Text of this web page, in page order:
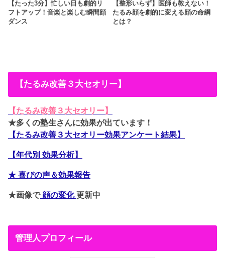
【たった3分】忙しい日も劇的リ
フトアップ！音楽と楽しむ瞬間顔
ダンス
【整形いらず】医師も教えない！
たるみ顔を劇的に変える顔の命綱
とは？
【たるみ改善３大セオリー】
【たるみ改善３大セオリー】
★多くの塾生さんに効果が出ています！
【たるみ改善３大セオリー効果アンケート結果】
【年代別 効果分析】
★ 喜びの声＆効果報告
★画像で顔の変化更新中
管理人プロフィール